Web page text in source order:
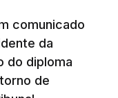
comunicado
da
do diploma
de